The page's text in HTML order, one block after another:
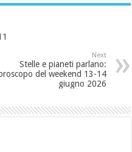
Next
Stelle e pianeti parlano:
del weekend 13-14
giugno 2026